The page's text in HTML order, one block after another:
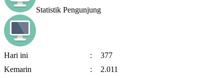
Statistik Pengunjung
Hari ini :
377
Kemarin
:
2.011